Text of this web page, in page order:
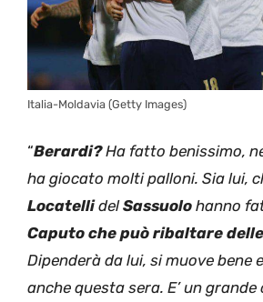
Italia-Moldavia (Getty Images)
“Berardi?Ha fatto benissimo,
ha giocato molti palloni. Sia lui,
LocatellidelSassuolo hanno
Caputo che può ribaltare
Dipenderà da lui, si muove bene
anche questa sera. E’ un